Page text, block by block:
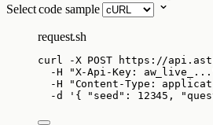
Select code sample
request.sh
curl -X POST
https://
-H
"X-Api-Key: aw_live_...
-H
"Content-Type:
-d
' { "seed": 12345,